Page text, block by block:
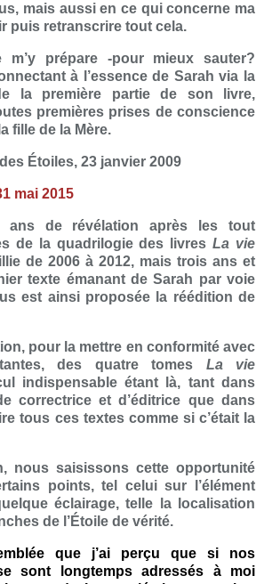
mais aussi en ce qui concerne ma
puis retranscrire tout cela.
m’y prépare -pour mieux sauter?
à l’essence de Sarah via la
la première partie de son livre,
premières prises de conscience
fille de la Mère.
Étoiles, 23 janvier 2009
mai 2015
ans de révélation après les tout
de la quadrilogie des livresLa vie
de 2006 à 2012, mais trois ans et
texte émanant de Sarah par voie
est ainsi proposée la réédition de
pour la mettre en conformité avec
des quatre tomes La vie
indispensable étant là, tant dans
correctrice et d’éditrice que dans
tous ces textes comme si c’était la
nous saisissons cette opportunité
points, tel celui sur l’élément
éclairage, telle la localisation
de l’Étoile de vérité.
que j’ai perçu que si nos
sont longtemps adressés à moi